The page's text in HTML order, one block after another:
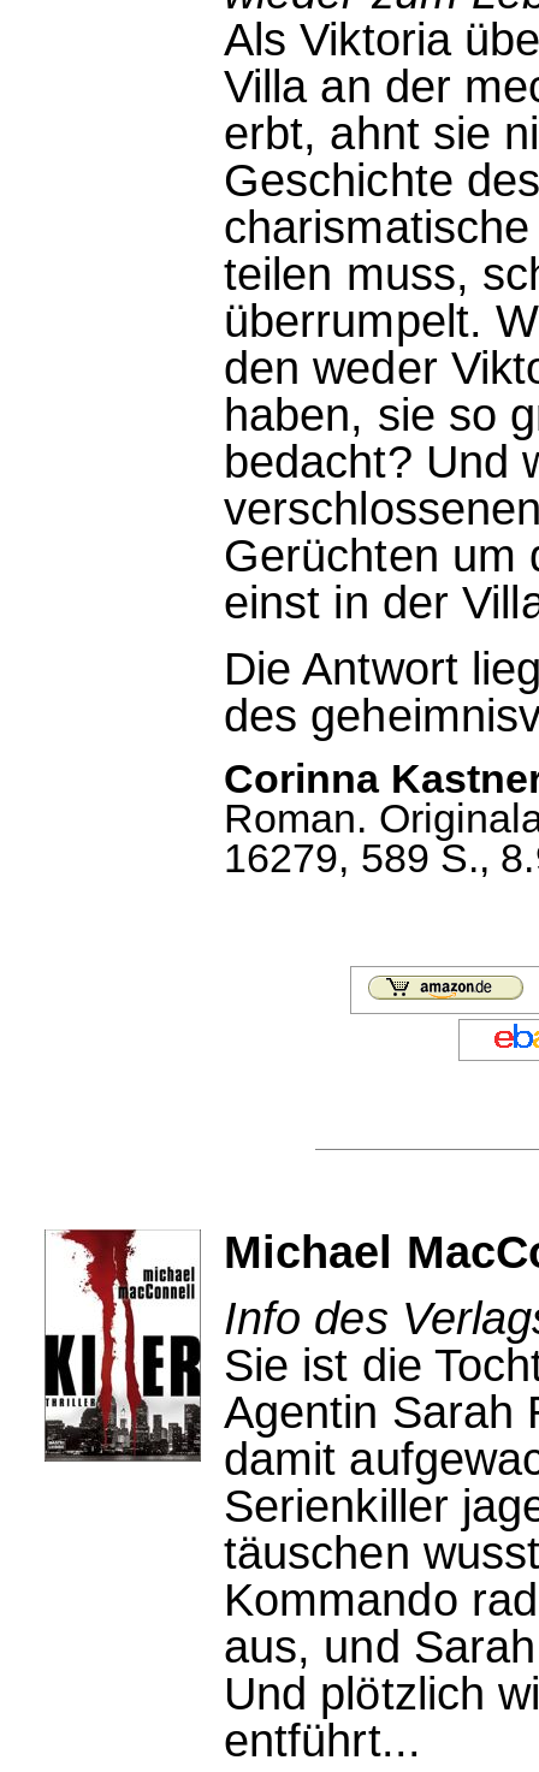
Als Viktoria
Villa an der
erbt, ahnt sie
Geschichte
teilen muss,
überrumpelt.
den weder
haben, sie so
bedacht? Und
Gerüchten um
einst in der
Die Antwort
des
Corinna
Roman.
16279, 589 S.,
Michael
Info des
Sie ist die
Agentin Sarah
damit
Serienkiller
täuschen
Kommando
aus, und
Und plötzlich
entführt...